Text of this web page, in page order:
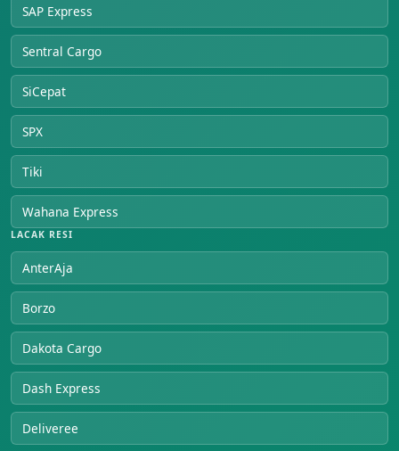
SAP Express
Sentral Cargo
SiCepat
SPX
Tiki
Wahana Express
LACAK RESI
AnterAja
Borzo
Dakota Cargo
Dash Express
Deliveree